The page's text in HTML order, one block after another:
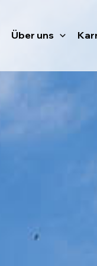
Über uns